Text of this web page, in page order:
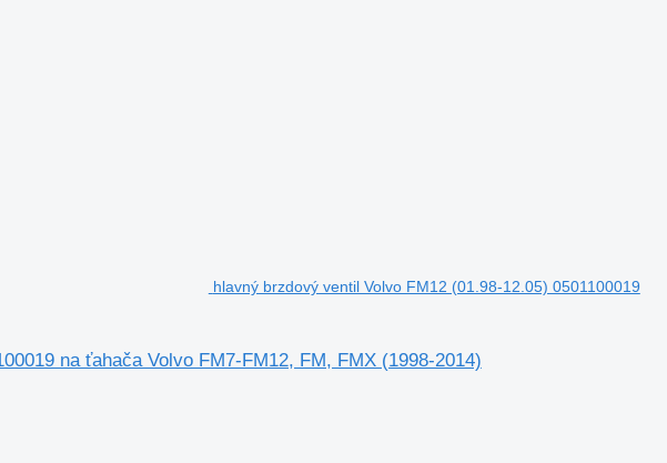
hlavný brzdový ventil Volvo FM12 (01.98-12.05) 0501100019
na ťahača Volvo FM7-FM12, FM, FMX (1998-2014)